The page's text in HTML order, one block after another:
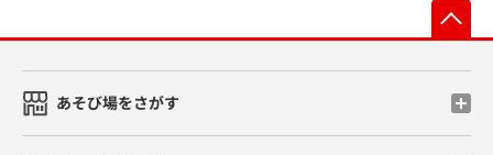
あそび場をさがす